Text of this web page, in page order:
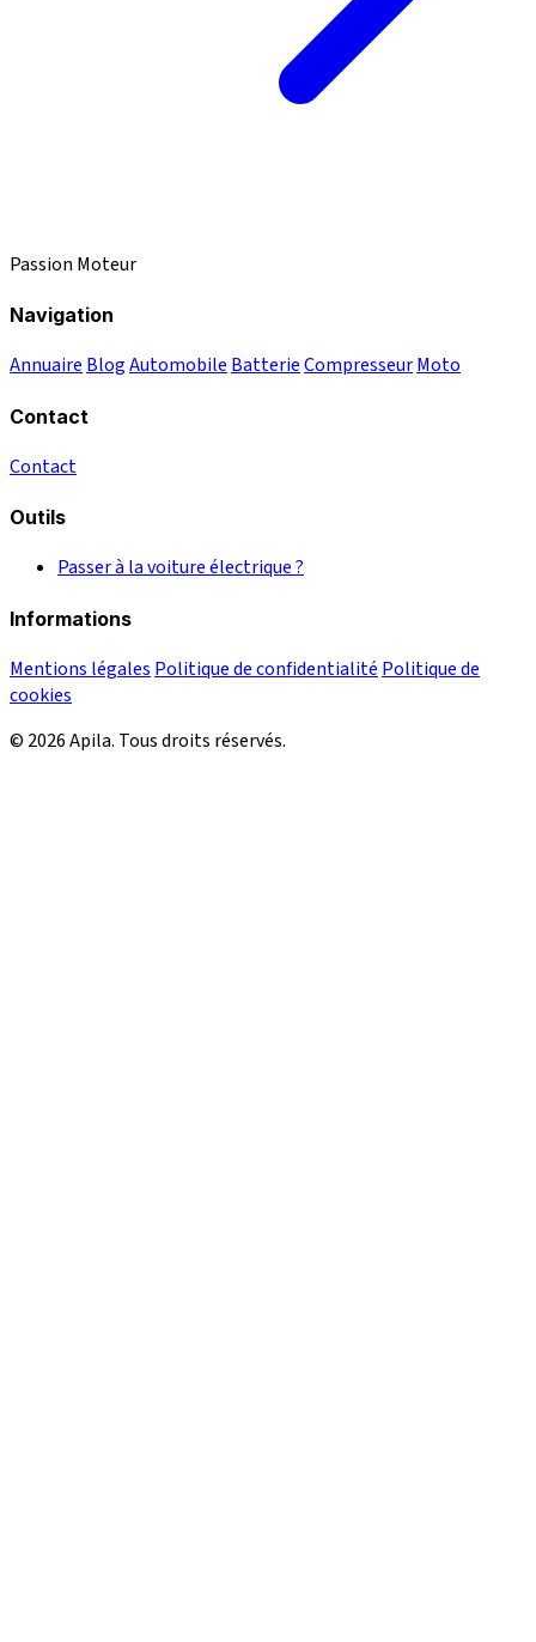
Passion Moteur
Navigation
Annuaire BlogAutomobile BatterieCompresseurMoto
Contact
Contact
Outils
Passer à la voiture électrique ?
Informations
Mentions légales Politique de confidentialité Politique de
cookies
© 2026 Apila. Tous droits réservés.